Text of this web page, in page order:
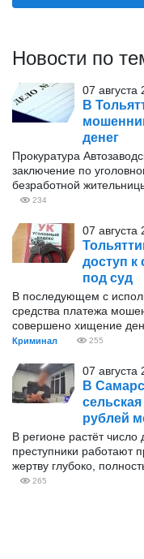
Новости по
07 августа
В
денег
Прокуратура
заключение по
безработной
234
07 августа
доступ к
под суд
В последующем с
средства платежа
совершено хищение
Криминал 255
07
В
рублей
В регионе растёт
преступники работают
жертву глубоко,
265